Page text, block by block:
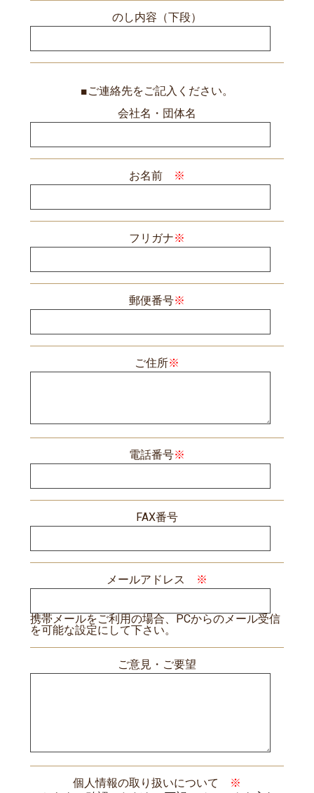
のし内容（下段）
■ご連絡先をご記入ください。
会社名・団体名
お名前 ※
フリガナ※
郵便番号※
ご住所※
電話番号※
FAX番号
メールアドレス ※
携帯メールをご利用の場合、PCからのメール受信
を可能な設定にして下さい。
ご意見・ご要望
個人情報の取り扱いについて
※